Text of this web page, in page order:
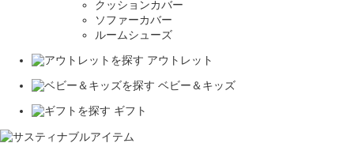
クッションカバー
ソファーカバー
ルームシューズ
アウトレット
ベビー＆キッズ
ギフト